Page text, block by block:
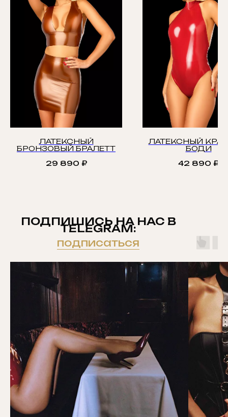
ЛАТЕКСНЫЙ
БРОНЗОВЫЙ БРАЛЕТТ
29 890 ₽
ЛАТЕКСНЫЙ
БОДИ
42 890 ₽
ПОДПИШИСЬ НА НАС В
TELEGRAM:
подписаться